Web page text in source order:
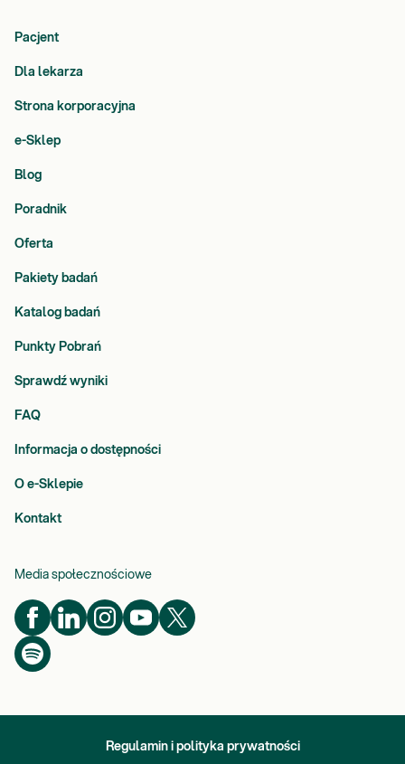
Pacjent
Dla lekarza
Strona korporacyjna
e-Sklep
Blog
Poradnik
Oferta
Pakiety badań
Katalog badań
Punkty Pobrań
Sprawdź wyniki
FAQ
Informacja o dostępności
O e-Sklepie
Kontakt
Media społecznościowe
Regulamin i polityka prywatności